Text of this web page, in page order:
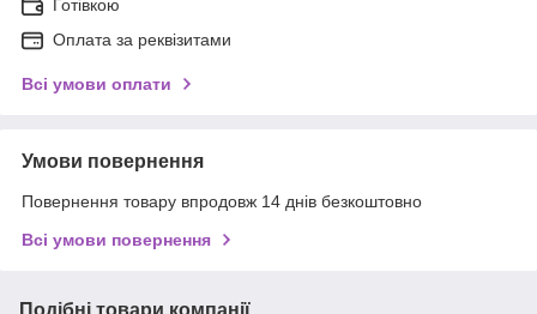
Готівкою
Оплата за реквізитами
Всі умови оплати
Умови повернення
Повернення товару впродовж 14 днів безкоштовно
Всі умови повернення
Подібні товари компанії